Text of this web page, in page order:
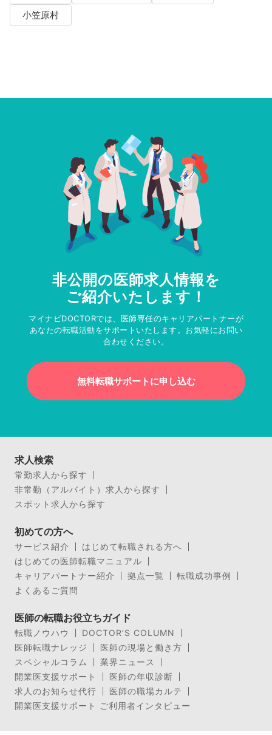
小笠原村
非公開の医師求人情報を
ご紹介いたします！
マイナビDOCTORでは、医師専任のキャリアパートナーが
あなたの転職活動をサポートいたします。お気軽にお問い
合わせください。
無料転職サポートに申し込む
求人検索
常勤求人から探す
非常勤（アルバイト）求人から探す
スポット求人から探す
初めての方へ
サービス紹介
はじめて転職される方へ
はじめての医師転職マニュアル
キャリアパートナー紹介
拠点一覧
転職成功事例
よくあるご質問
医師の転職お役立ちガイド
転職ノウハウ
DOCTOR’S COLUMN
医師転職ナレッジ
医師の現場と働き方
スペシャルコラム
業界ニュース
開業医支援サポート
医師の年収診断
求人のお知らせ代行
医師の職場カルテ
開業医支援サポート ご利用者インタビュー